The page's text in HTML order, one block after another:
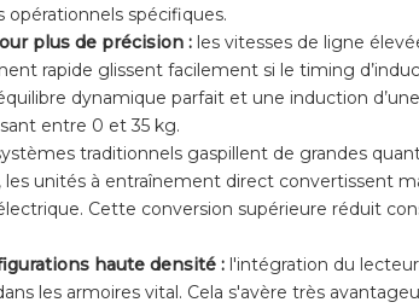
opérationnels spécifiques.
plus de précision : les vitesses de ligne
rapide glissent facilement si le timing
dynamique parfait et une induction
entre 0 et 35 kg.
traditionnels gaspillent de grandes
les unités à entraînement direct convertissent
Cette conversion supérieure réduit
haute densité : l'intégration du
les armoires vital. Cela s'avère très